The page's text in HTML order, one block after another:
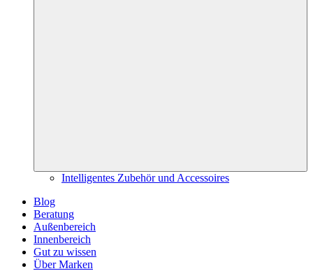
Intelligentes Zubehör und Accessoires
Blog
Beratung
Außenbereich
Innenbereich
Gut zu wissen
Über Marken